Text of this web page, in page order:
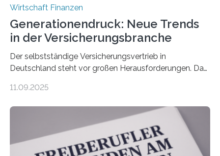
Wirtschaft Finanzen
Generationendruck: Neue Trends
in der Versicherungsbranche
Der selbstständige Versicherungsvertrieb in
Deutschland steht vor großen Herausforderungen. Das
Dr. Matthias Beenken und Prof. Dr. Lukas Linnenbrink
Bundesverbands Deutscher Versicherungskaufleute e.V.
durchgeführt haben. Die Studie basiert auf den
Antworten von 1.440 selbstständigen
Versicherungsvertreter*innen und -makler*innen. Ein
11.09.2025